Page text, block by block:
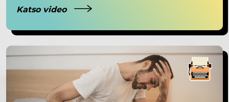
Katso video